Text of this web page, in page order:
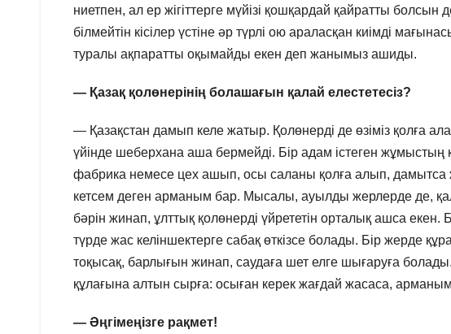
ниетпен, ал ер жігіттерге мүйізі қошқардай қайратты
білмейтін кісілер үстіне әр түрлі ою араласқан киімді
туралы ақпаратты оқымайды екен деп жанымыз ашиды.
— Қазақ қолөнерінің болашағын қалай елестетесіз?
— Қазақстан дамып келе жатыр. Қолөнерді де өзіміз қолға
үйінде шеберхана аша бермейді. Бір адам істеген жұмыстың
фабрика немесе цех ашып, осы саланы қолға алып, дамытса
кетсем деген арманым бар. Мысалы, ауылды жерлерде де,
бәрін жинап, ұлттық қолөнерді үйрететін орталық ашса
түрде жас келіншектерге сабақ өткізсе болады. Бір жерде
тоқысақ, барлығын жинап, саудаға шет елге шығаруға
құлағына алтын сырға: осыған керек жағдай жасаса, арманым
— Әңгімеңізге рақмет!